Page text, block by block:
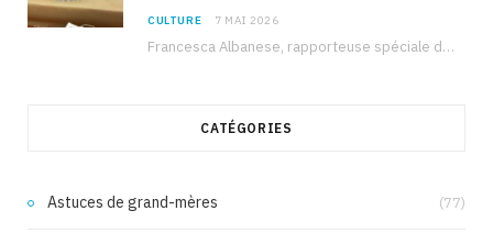
CULTURE 7 MAI 2026
Francesca Albanese, rapporteuse spéciale de l’ONU sur les territoires palestiniens occupés, était à Tunis pour…
CATÉGORIES
Astuces de grand-mères (77)